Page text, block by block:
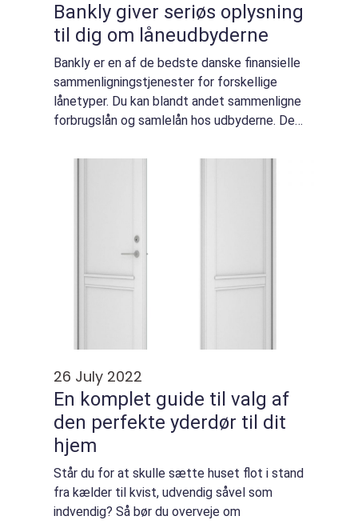
Bankly giver seriøs oplysning
til dig om låneudbyderne
Bankly er en af de bedste danske finansielle
sammenligningstjenester for forskellige
lånetyper. Du kan blandt andet sammenligne
forbrugslån og samlelån hos udbyderne. Der
bankerne og pengeinstutterne. Derfor er ...
26 July 2022
En komplet guide til valg af
den perfekte yderdør til dit
hjem
Står du for at skulle sætte huset flot i stand
fra kælder til kvist, udvendig såvel som
indvendig? Så bør du overveje om